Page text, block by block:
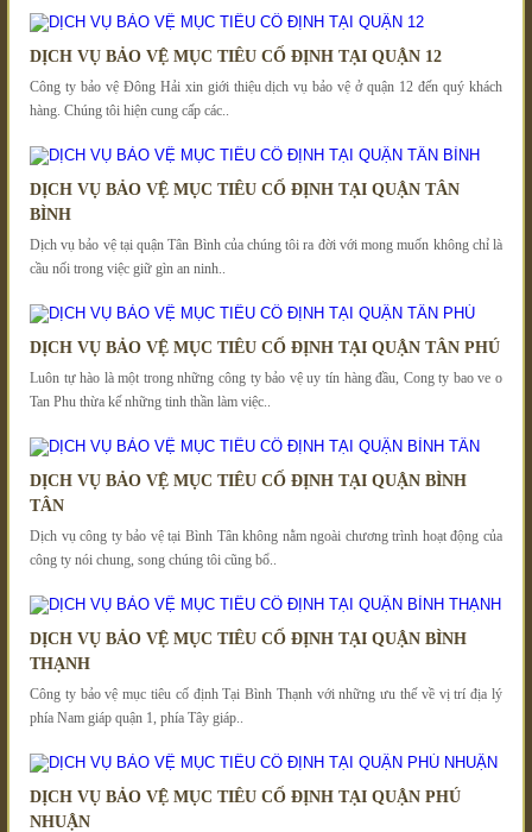
DỊCH VỤ BẢO VỆ MỤC TIÊU CỐ ĐỊNH TẠI QUẬN 12
Công ty bảo vệ Đông Hải xin giới thiệu dịch vụ bảo vệ ở quận 12 đến quý khách
hàng. Chúng tôi hiện cung cấp các..
DỊCH VỤ BẢO VỆ MỤC TIÊU CỐ ĐỊNH TẠI QUẬN TÂN
BÌNH
Dịch vụ bảo vệ tại quận Tân Bình của chúng tôi ra đời với mong muốn không chỉ là
cầu nối trong việc giữ gìn an ninh..
DỊCH VỤ BẢO VỆ MỤC TIÊU CỐ ĐỊNH TẠI QUẬN TÂN PHÚ
Luôn tự hào là một trong những công ty bảo vệ uy tín hàng đầu, Cong ty bao ve o
Tan Phu thừa kế những tinh thần làm việc..
DỊCH VỤ BẢO VỆ MỤC TIÊU CỐ ĐỊNH TẠI QUẬN BÌNH
TÂN
Dịch vụ công ty bảo vệ tại Bình Tân không nằm ngoài chương trình hoạt động của
công ty nói chung, song chúng tôi cũng bổ..
DỊCH VỤ BẢO VỆ MỤC TIÊU CỐ ĐỊNH TẠI QUẬN BÌNH
THẠNH
Công ty bảo vệ mục tiêu cố định Tại Bình Thạnh với những ưu thế về vị trí địa lý
phía Nam giáp quận 1, phía Tây giáp..
DỊCH VỤ BẢO VỆ MỤC TIÊU CỐ ĐỊNH TẠI QUẬN PHÚ
NHUẬN